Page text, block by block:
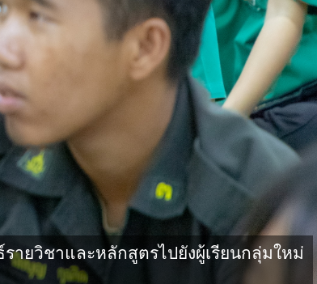
ยวิชาและหลักสูตรไปยังผู้เรียนกลุ่มใหม่